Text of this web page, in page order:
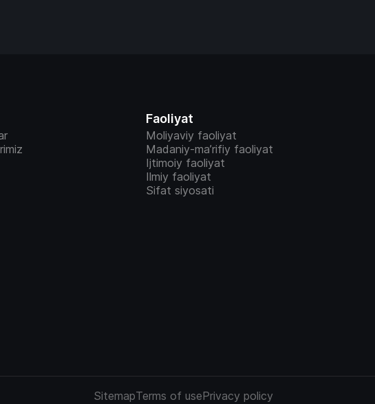
Faoliyat
Moliyaviy faoliyat
Madaniy-ma’rifiy faoliyat
Ijtimoiy faoliyat
Ilmiy faoliyat
Sifat siyosati
SitemapTerms of usePrivacy policy